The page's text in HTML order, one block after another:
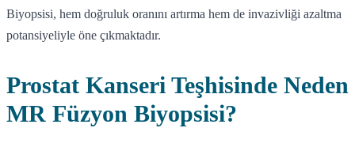
Biyopsisi, hem doğruluk oranını artırma hem de invazivliği azaltma
potansiyeliyle öne çıkmaktadır.
Prostat Kanseri Teşhisinde Neden
MR Füzyon Biyopsisi?